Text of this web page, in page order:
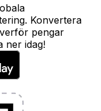
Konvertera
pengar
ner idag!